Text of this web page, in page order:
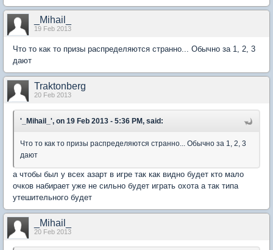
_Mihail_
19 Feb 2013
Что то как то призы распределяются странно... Обычно за 1, 2, 3
дают
Traktonberg
20 Feb 2013
'_Mihail_', on 19 Feb 2013 - 5:36 PM, said:
Что то как то призы распределяются странно... Обычно за 1, 2, 3
дают
а чтобы был у всех азарт в игре так как видно будет кто мало
очков набирает уже не сильно будет играть охота а так типа
утешительного будет
_Mihail_
20 Feb 2013